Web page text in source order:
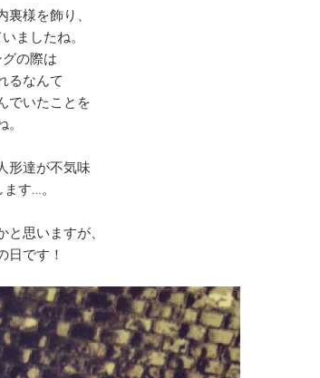
様を飾り、
ましたね。
の際は
るなんて
でいたことを
形達が不気味
す…。
思いますが、
日です！